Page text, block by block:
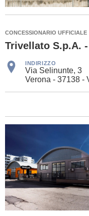
CONCESSIONARIO UFFICIALE
Trivellato S.p.A.
INDIRIZZO
Via Selinunte, 3
Verona - 37138 -